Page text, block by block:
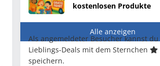
kostenlosen Produkte
Alle anzeigen
Als angemeldeter Besucher kannst
Lieblings-Deals mit dem Sternchen
speichern.